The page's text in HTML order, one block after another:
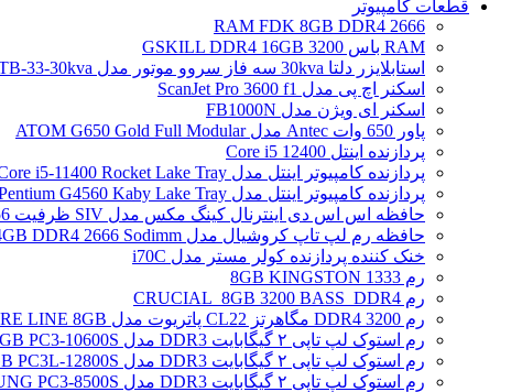
قطعات کامپیوتر
RAM FDK 8GB DDR4 2666
RAM باس 3200 GSKILL DDR4 16GB
استابلایزر دلتا 30kva سه فاز سروو موتور مدل STB-33-30kva
اسکنر اچ پی مدل ScanJet Pro 3600 f1
اسکنر ای ویژن مدل FB1000N
پاور 650 وات Antec مدل ATOM G650 Gold Full Modular
پردازنده اینتل Core i5 12400
پردازنده کامپیوتر اینتل مدل Core i5-11400 Rocket Lake Tray
پردازنده کامپیوتر اینتل مدل Pentium G4560 Kaby Lake Tray
حافظه اس اس دی اینترنال کینگ مکس مدل SIV ظرفیت 256 گیگابایت
حافظه رم لپ تاپ کروشیال مدل Crucial 4GB DDR4 2666 Sodimm
خنک کننده پردازنده کولر مستر مدل i70C
رم 1333 8GB KINGSTON
رم CRUCIAL_8GB 3200 BASS_DDR4
رم DDR4 3200 مگاهرتز CL22 پاتریوت مدل SIGNATURE LINE 8GB
رم استوک لپ تاپی ۲ گیگابایت DDR3 مدل SAMSUNG 2GB PC3-10600S
رم استوک لپ تاپی ۲ گیگابایت DDR3 مدل SAMSUNG 2GB PC3L-12800S
رم استوک لپ تاپی ۲ گیگابایت DDR3 مدل SAMSUNG PC3-8500S